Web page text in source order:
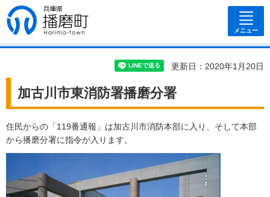
兵庫県 播磨
町
メニュー
更新日：2020年1月20日
加古川市東消防署播磨分署
住民からの「119番通報」は加古川市消防本部に入り、そして本部
から播磨分署に指令が入ります。